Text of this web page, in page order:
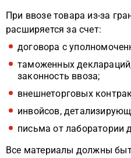
При ввозе товара из-за
расширяется за счет:
договора с
таможенных
законность ввоза;
внешнеторговых
инвойсов,
письма от лаборатории
Все материалы должны